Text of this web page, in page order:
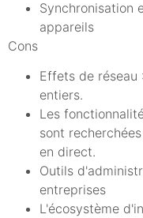
Synchronisation
appareils
Cons
Effets de
entiers.
Les
sont
en direct.
Outils
entreprises
L'écosystème